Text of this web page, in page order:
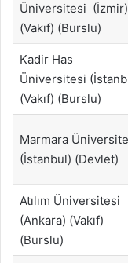
Üniversitesi (İzmir)
(Vakıf) (Burslu)
Kadir Has
Üniversitesi
(Vakıf) (Burslu)
Marmara
(İstanbul) (Devlet)
Atılım Üniversitesi
(Ankara) (Vakıf)
(Burslu)